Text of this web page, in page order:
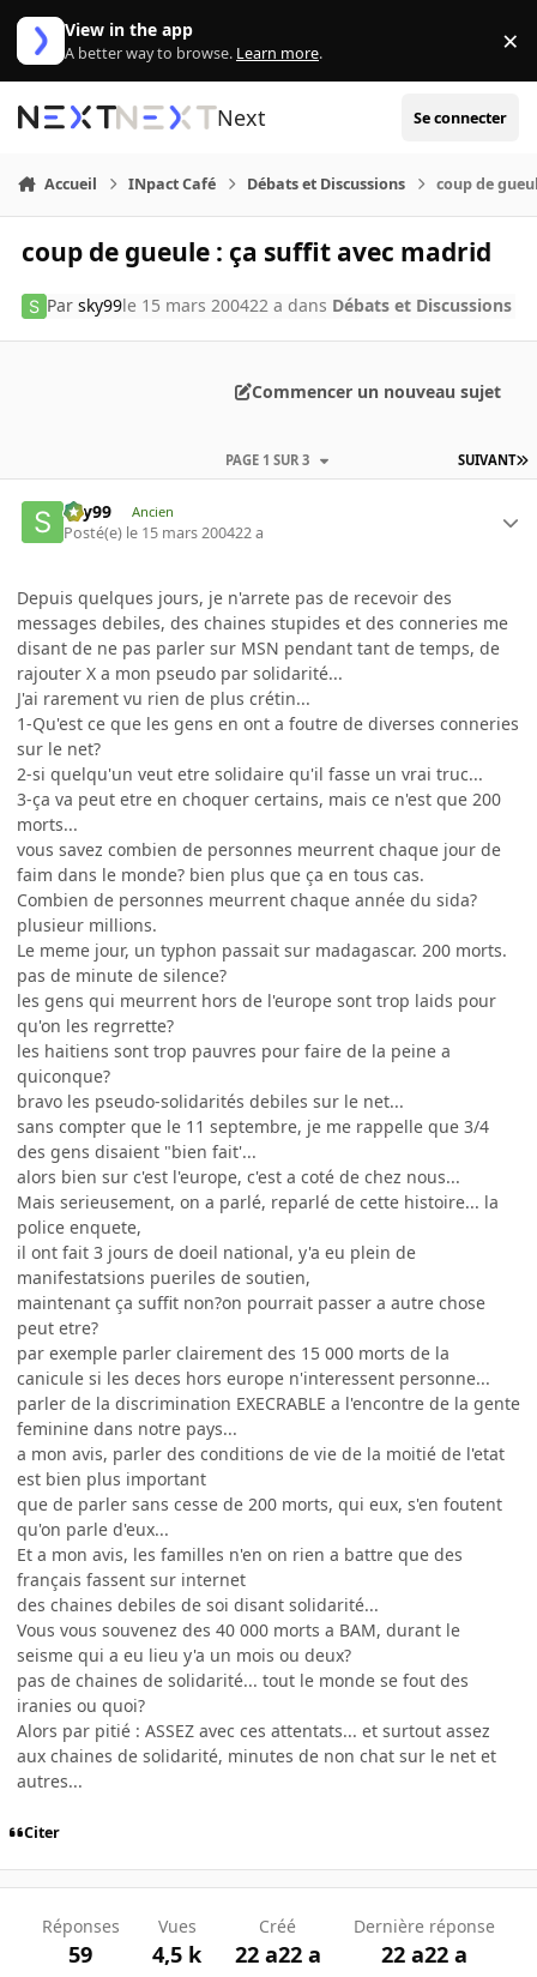
Aller au contenu
View in the app
A better way to browse. Learn more. ×
Next Se connecter
Accueil INpact Café Débats et Discussions coup de
coup de gueule : ça suffit avec madrid
Parsky99le 15 mars 200422 a dans Débats et Discussions
Commencer un nouveau sujet
SUIVANT
PAGE 1 SUR 3
sky99 Ancien
Posté(e) le 15 mars 200422 a
Depuis quelques jours, je n'arrete pas de recevoir des
messages debiles, des chaines stupides et des conneries me
disant de ne pas parler sur MSN pendant tant de temps, de
rajouter X a mon pseudo par solidarité...
J'ai rarement vu rien de plus crétin...
1-Qu'est ce que les gens en ont a foutre de diverses conneries
sur le net?
2-si quelqu'un veut etre solidaire qu'il fasse un vrai truc...
3-ça va peut etre en choquer certains, mais ce n'est que 200
morts...
vous savez combien de personnes meurrent chaque jour de
faim dans le monde? bien plus que ça en tous cas.
Combien de personnes meurrent chaque année du sida?
plusieur millions.
Le meme jour, un typhon passait sur madagascar. 200 morts.
pas de minute de silence?
les gens qui meurrent hors de l'europe sont trop laids pour
qu'on les regrrette?
les haitiens sont trop pauvres pour faire de la peine a
quiconque?
bravo les pseudo-solidarités debiles sur le net...
sans compter que le 11 septembre, je me rappelle que 3/4
des gens disaient "bien fait'...
alors bien sur c'est l'europe, c'est a coté de chez nous...
Mais serieusement, on a parlé, reparlé de cette histoire... la
police enquete,
il ont fait 3 jours de doeil national, y'a eu plein de
manifestatsions pueriles de soutien,
maintenant ça suffit non?on pourrait passer a autre chose
peut etre?
par exemple parler clairement des 15 000 morts de la
canicule si les deces hors europe n'interessent personne...
parler de la discrimination EXECRABLE a l'encontre de la gente
feminine dans notre pays...
a mon avis, parler des conditions de vie de la moitié de l'etat
est bien plus important
que de parler sans cesse de 200 morts, qui eux, s'en foutent
qu'on parle d'eux...
Et a mon avis, les familles n'en on rien a battre que des
français fassent sur internet
des chaines debiles de soi disant solidarité...
Vous vous souvenez des 40 000 morts a BAM, durant le
seisme qui a eu lieu y'a un mois ou deux?
pas de chaines de solidarité... tout le monde se fout des
iranies ou quoi?
Alors par pitié : ASSEZ avec ces attentats... et surtout assez
aux chaines de solidarité, minutes de non chat sur le net et
autres...
Citer
Réponses
59
Vues
4,5 k
Créé
22 a22 a
Dernière réponse
22 a22 a